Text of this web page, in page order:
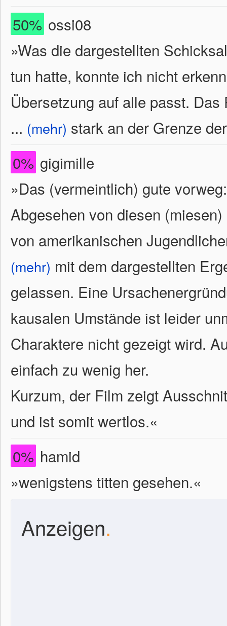
50% ossi08
»Was die dargestellten
tun hatte, konnte ich nicht
Übersetzung auf alle passt.
... (mehr) stark an der Grenze
0% gigimille
»Das (vermeintlich) gute
Abgesehen von diesen
von amerikanischen
(mehr) mit dem dargestellten
gelassen. Eine
kausalen Umstände ist leider
Charaktere nicht gezeigt wird.
einfach zu wenig her.
Kurzum, der Film zeigt
und ist somit wertlos.«
0% hamid
»wenigstens titten gesehen.«
Anzeigen.